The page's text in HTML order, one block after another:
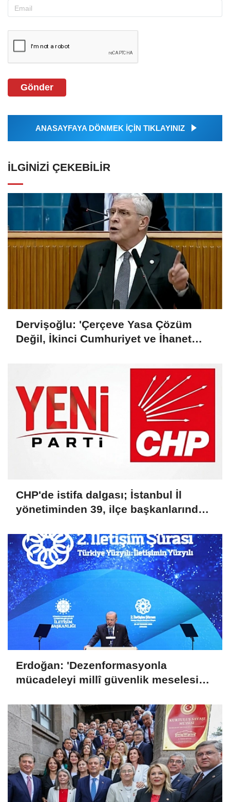
Gönder
ANASAYFAYA DÖNMEK İÇİN TIKLAYINIZ
İLGINIZI ÇEKEBILIR
Dervişoğlu: 'Çerçeve Yasa Çözüm
Değil, İkinci Cumhuriyet ve İhanet
CHP'de istifa dalgası; İstanbul İl
yönetiminden 39, ilçe başkanlarından
Erdoğan: 'Dezenformasyonla
mücadeleyi millî güvenlik meselesi